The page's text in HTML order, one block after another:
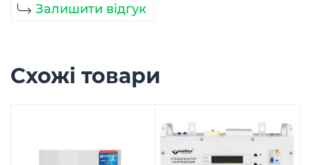
Залишити відгук
Схожі товари